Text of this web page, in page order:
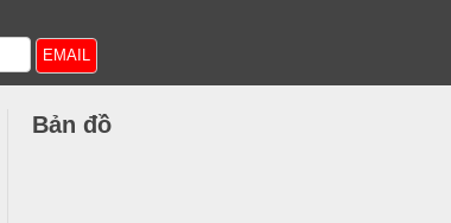
Bản đồ